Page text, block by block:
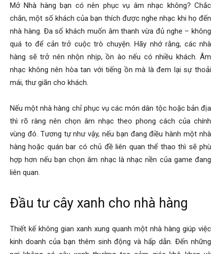
Mở Nhà hàng bạn có nên phục vụ âm nhạc không? Chắc
chắn, một số khách của bạn thích được nghe nhạc khi họ đến
nhà hàng. Đa số khách muốn âm thanh vừa đủ nghe – không
quá to để cản trở cuộc trò chuyện. Hãy nhớ rằng, các nhà
hàng sẽ trở nên nhộn nhịp, ồn ào nếu có nhiều khách. Âm
nhạc không nên hòa tan với tiếng ồn mà là đem lại sự thoải
mái, thư giãn cho khách.
Nếu một nhà hàng chỉ phục vụ các món dân tộc hoặc bản địa
thì rõ ràng nên chọn âm nhạc theo phong cách của chính
vùng đó. Tương tự như vậy, nếu bạn đang điều hành một nhà
hàng hoặc quán bar có chủ đề liên quan thể thao thì sẽ phù
hợp hơn nếu bạn chọn âm nhạc là nhạc nền của game đang
liên quan.
Đầu tư cây xanh cho nhà hàng
Thiết kế không gian xanh xung quanh một nhà hàng giúp việc
kinh doanh của bạn thêm sinh động và hấp dẫn. Đến những